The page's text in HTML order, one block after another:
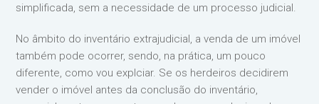
simplificada, sem a necessidade de um processo judicial.
No âmbito do inventário extrajudicial, a venda de um imóvel
também pode ocorrer, sendo, na prática, um pouco
diferente, como vou explciar. Se os herdeiros decidirem
vender o imóvel antes da conclusão do inventário,